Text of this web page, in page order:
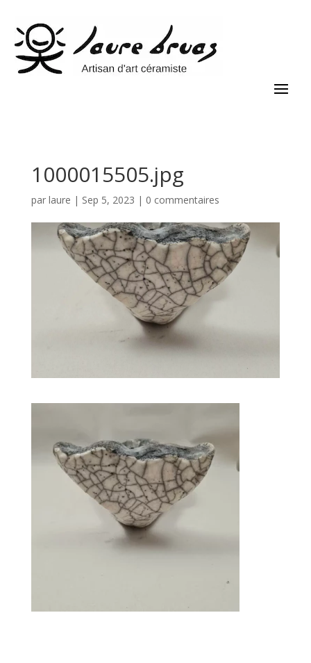
1000015505.jpg
par laure | Sep 5, 2023 | 0 commentaires